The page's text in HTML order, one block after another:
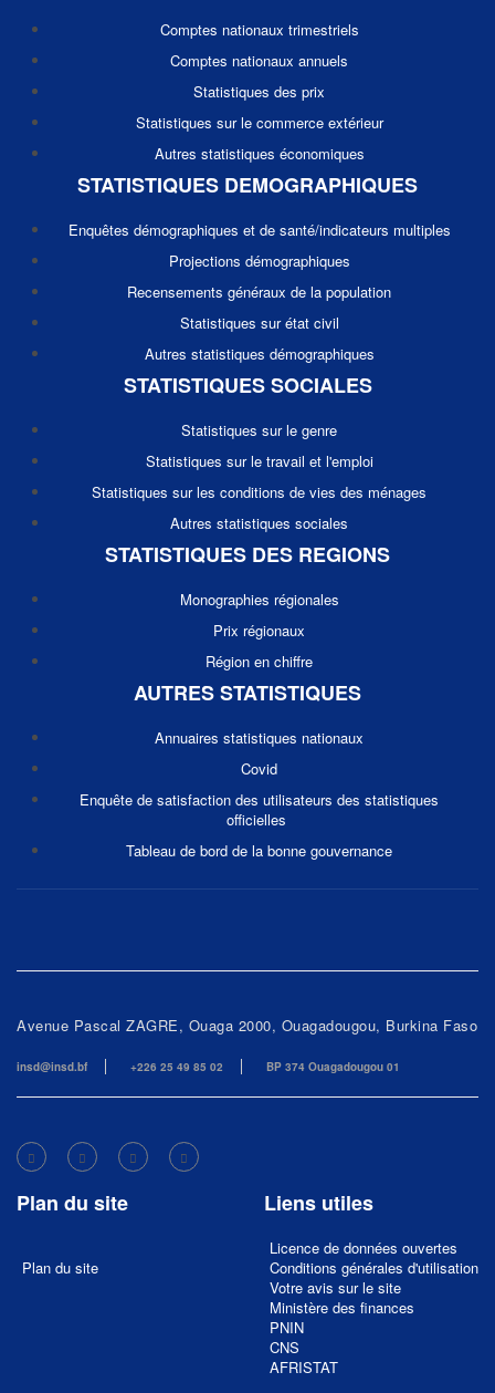
Comptes nationaux trimestriels
Comptes nationaux annuels
Statistiques des prix
Statistiques sur le commerce extérieur
Autres statistiques économiques
STATISTIQUES DEMOGRAPHIQUES
Enquêtes démographiques et de santé/indicateurs multiples
Projections démographiques
Recensements généraux de la population
Statistiques sur état civil
Autres statistiques démographiques
STATISTIQUES SOCIALES
Statistiques sur le genre
Statistiques sur le travail et l'emploi
Statistiques sur les conditions de vies des ménages
Autres statistiques sociales
STATISTIQUES DES REGIONS
Monographies régionales
Prix régionaux
Région en chiffre
AUTRES STATISTIQUES
Annuaires statistiques nationaux
Covid
Enquête de satisfaction des utilisateurs des statistiques
officielles
Tableau de bord de la bonne gouvernance
Avenue Pascal ZAGRE, Ouaga 2000, Ouagadougou, Burkina Faso
insd@insd.bf +226 25 49 85 02 BP 374 Ouagadougou 01
Plan du site
Plan du site
Liens utiles
Licence de données ouvertes
Conditions générales d'utilisation
Votre avis sur le site
Ministère des finances
PNIN
CNS
AFRISTAT